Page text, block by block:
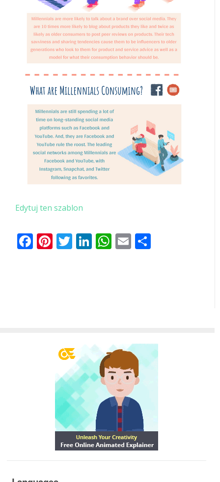
Edytuj ten szablon
Facebook
Pinterest
Twitter
LinkedIn
WhatsApp
Email